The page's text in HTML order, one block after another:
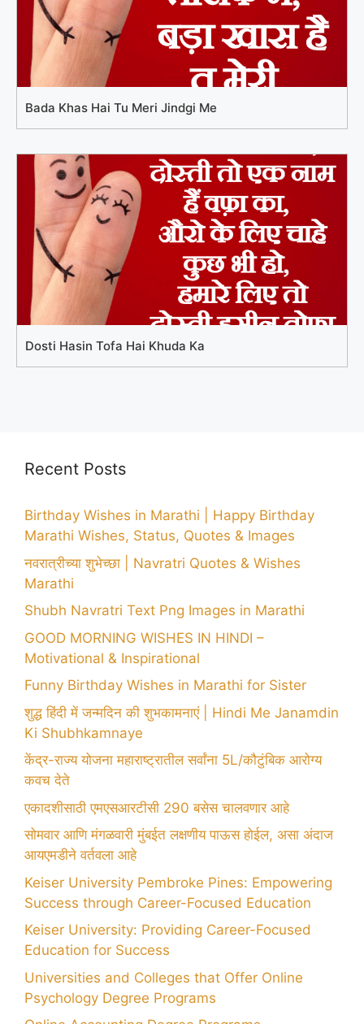
Bada Khas Hai Tu Meri Jindgi Me
Dosti Hasin Tofa Hai Khuda Ka
Recent Posts
Birthday Wishes in Marathi | Happy Birthday
Marathi Wishes, Status, Quotes & Images
नवरात्रीच्या शुभेच्छा | Navratri Quotes & Wishes
Marathi
Shubh Navratri Text Png Images in Marathi
GOOD MORNING WISHES IN HINDI –
Motivational & Inspirational
Funny Birthday Wishes in Marathi for Sister
शुद्ध हिंदी में जन्मदिन की शुभकामनाएं | Hindi Me Janamdin
Ki Shubhkamnaye
केंद्र-राज्य योजना महाराष्ट्रातील सर्वांना 5L/कौटुंबिक आरोग्य
कवच देते
एकादशीसाठी एमएसआरटीसी 290 बसेस चालवणार आहे
सोमवार आणि मंगळवारी मुंबईत लक्षणीय पाऊस होईल, असा अंदाज
आयएमडीने वर्तवला आहे
Keiser University Pembroke Pines: Empowering
Success through Career-Focused Education
Keiser University: Providing Career-Focused
Education for Success
Universities and Colleges that Offer Online
Psychology Degree Programs